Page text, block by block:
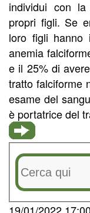
individui con
propri figli. Se
loro figli hanno
anemia
e il 25% di
tratto falciforme
esame del
è portatrice del